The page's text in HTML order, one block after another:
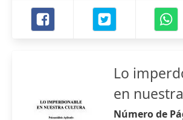
Lo
en
Número de